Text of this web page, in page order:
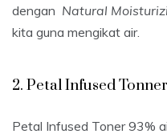
dengan Natural
kita guna mengikat air.
2. Petal Infused Tonner
Petal Infused Toner 93%